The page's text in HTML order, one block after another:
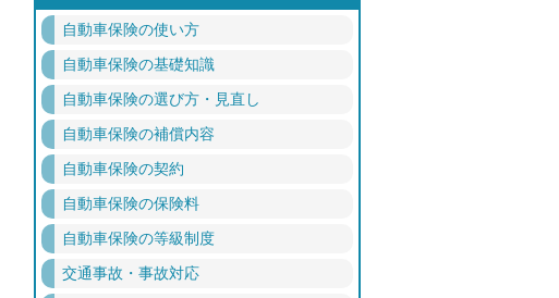
自動車保険の使い方
自動車保険の基礎知識
自動車保険の選び方・見直し
自動車保険の補償内容
自動車保険の契約
自動車保険の保険料
自動車保険の等級制度
交通事故・事故対応